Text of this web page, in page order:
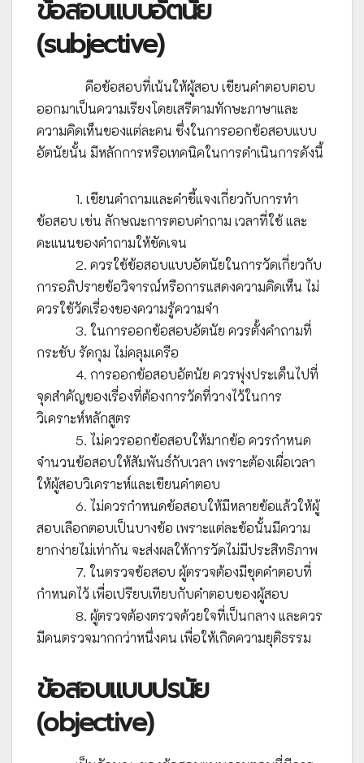
ข้อสอบแบบอัตนัย
(subjective)
คือข้อสอบที่เน้นให้ผู้สอบ เขียนคำตอบตอบ
ออกมาเป็นความเรียงโดยเสรีตามทักษะภาษาและ
ความคิดเห็นของแต่ละคน ซึ่งในการออกข้อสอบแบบ
อัตนัยนั้น มีหลักการหรือเทคนิคในการดำเนินการดังนี้
1. เขียนคำถามและคำชี้แจงเกี่ยวกับการทำ
ข้อสอบ เช่น ลักษณะการตอบคำถาม เวลาที่ใช้ และ
คะแนนของคำถามให้ชัดเจน
2. ควรใช้ข้อสอบแบบอัตนัยในการวัดเกี่ยวกับ
การอภิปรายข้อวิจารณ์หรือการแสดงความคิดเห็น ไม่
ควรใช้วัดเรื่องของความรู้ความจำ
3. ในการออกข้อสอบอัตนัย ควรตั้งคำถามที่
กระชับ รัดกุม ไม่คลุมเครือ
4. การออกข้อสอบอัตนัย ควรพุ่งประเด็นไปที่
จุดสำคัญของเรื่องที่ต้องการวัดที่วางไว้ในการ
วิเคราะห์หลักสูตร
5. ไม่ควรออกข้อสอบให้มากข้อ ควรกำหนด
จำนวนข้อสอบให้สัมพันธ์กับเวลา เพราะต้องเผื่อเวลา
ให้ผู้สอบวิเคราะห์และเขียนคำตอบ
6. ไม่ควรกำหนดข้อสอบให้มีหลายข้อแล้วให้ผู้
สอบเลือกตอบเป็นบางข้อ เพราะแต่ละข้อนั้นมีความ
ยากง่ายไม่เท่ากัน จะส่งผลให้การวัดไม่มีประสิทธิภาพ
7. ในตรวจข้อสอบ ผู้ตรวจต้องมีชุดคำตอบที่
กำหนดไว้ เพื่อเปรียบเทียบกับคำตอบของผู้สอบ
8. ผู้ตรวจต้องตรวจด้วยใจที่เป็นกลาง และควร
มีคนตรวจมากกว่าหนึ่งคน เพื่อให้เกิดความยุติธรรม
ข้อสอบแบบปรนัย
(objective)